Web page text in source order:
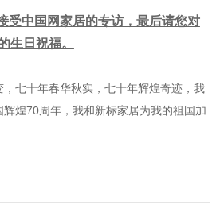
受中国网家居的专访，最后请您对
生日祝福。
七十年春华秋实，七十年辉煌奇迹，我
煌70周年，我和新标家居为我的祖国加